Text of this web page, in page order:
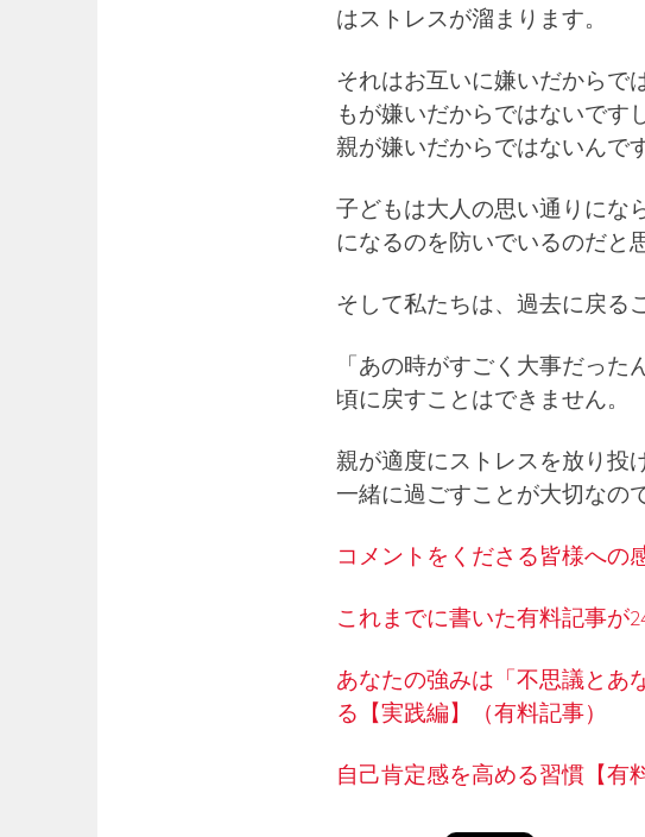
はストレスが溜まります。
それはお互いに嫌いだからで
もが嫌いだからではないです
親が嫌いだからではないんで
子どもは大人の思い通りにな
になるのを防いでいるのだと
そして私たちは、過去に戻る
「あの時がすごく大事だっ
頃に戻すことはできません。
親が適度にストレスを放り投
一緒に過ごすことが大切なの
コメントをくださる皆様への
これまでに書いた有料記事が
あなたの強みは「不思議とあ
る【実践編】（有料記事）
自己肯定感を高める習慣【有